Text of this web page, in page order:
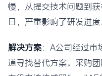
慢，从提交技术问题到
日，严重影响了研发进度
解决方案：A公司经过市
道寻找替代方案。采购